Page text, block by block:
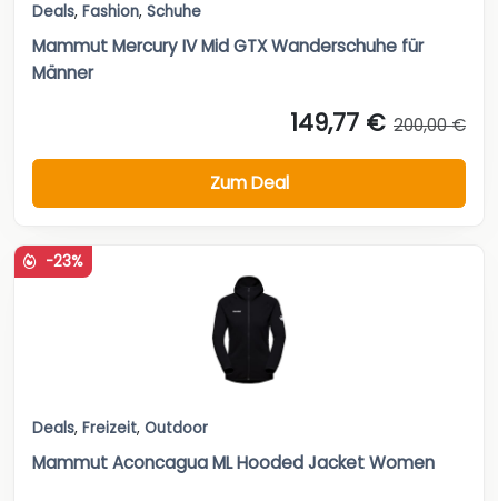
Deals, Fashion, Schuhe
Mammut Mercury IV Mid GTX Wanderschuhe für
Männer
149,77 € 200,00 €
Zum Deal
-23%
Deals, Freizeit, Outdoor
Mammut Aconcagua ML Hooded Jacket Women